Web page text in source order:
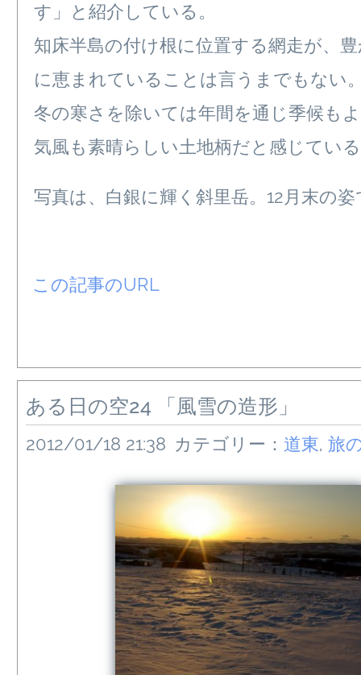
す」と紹介している。
知床半島の付け根に位置する網走が、
に恵まれていることは言うまでもない
冬の寒さを除いては年間を通じ季候も
気風も素晴らしい土地柄だと感じてい
写真は、白銀に輝く斜里岳。12月末の
この記事のURL
ある日の空24 「風雪の造形」
2012/01/18 21:38 カテゴリー： 道東, 旅